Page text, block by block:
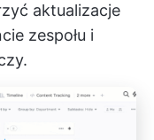
aktualizacje
zespołu i